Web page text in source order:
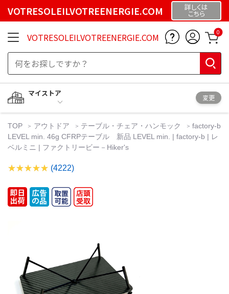
VOTRESOLEILVOTREENERGIE.COM 詳しくは
こちら
VOTRESOLEILVOTREENERGIE.COM 0
マイストア
変更
TOP アウトドア テーブル・チェア・ハンモック
factory-b
LEVEL min. 46g CFRPテーブル 新品 LEVEL min. | factory-b | レ
ベルミニ | ファクトリービー－Hiker's
(4222)